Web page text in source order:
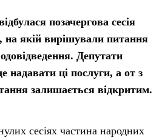
позачергова сесія
на якій вирішували питання
Депутати
надавати ці послуги, а от з
залишається відкритим.
сесіях частина народних